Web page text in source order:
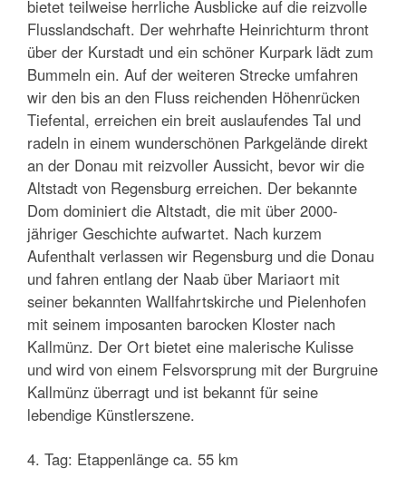
bietet teilweise herrliche Ausblicke auf die reizvolle
Flusslandschaft. Der wehrhafte Heinrichturm thront
über der Kurstadt und ein schöner Kurpark lädt zum
Bummeln ein. Auf der weiteren Strecke umfahren
wir den bis an den Fluss reichenden Höhenrücken
Tiefental, erreichen ein breit auslaufendes Tal und
radeln in einem wunderschönen Parkgelände direkt
an der Donau mit reizvoller Aussicht, bevor wir die
Altstadt von Regensburg erreichen. Der bekannte
Dom dominiert die Altstadt, die mit über 2000-
jähriger Geschichte aufwartet. Nach kurzem
Aufenthalt verlassen wir Regensburg und die Donau
und fahren entlang der Naab über Mariaort mit
seiner bekannten Wallfahrtskirche und Pielenhofen
mit seinem imposanten barocken Kloster nach
Kallmünz. Der Ort bietet eine malerische Kulisse
und wird von einem Felsvorsprung mit der Burgruine
Kallmünz überragt und ist bekannt für seine
lebendige Künstlerszene.
4. Tag: Etappenlänge ca. 55 km